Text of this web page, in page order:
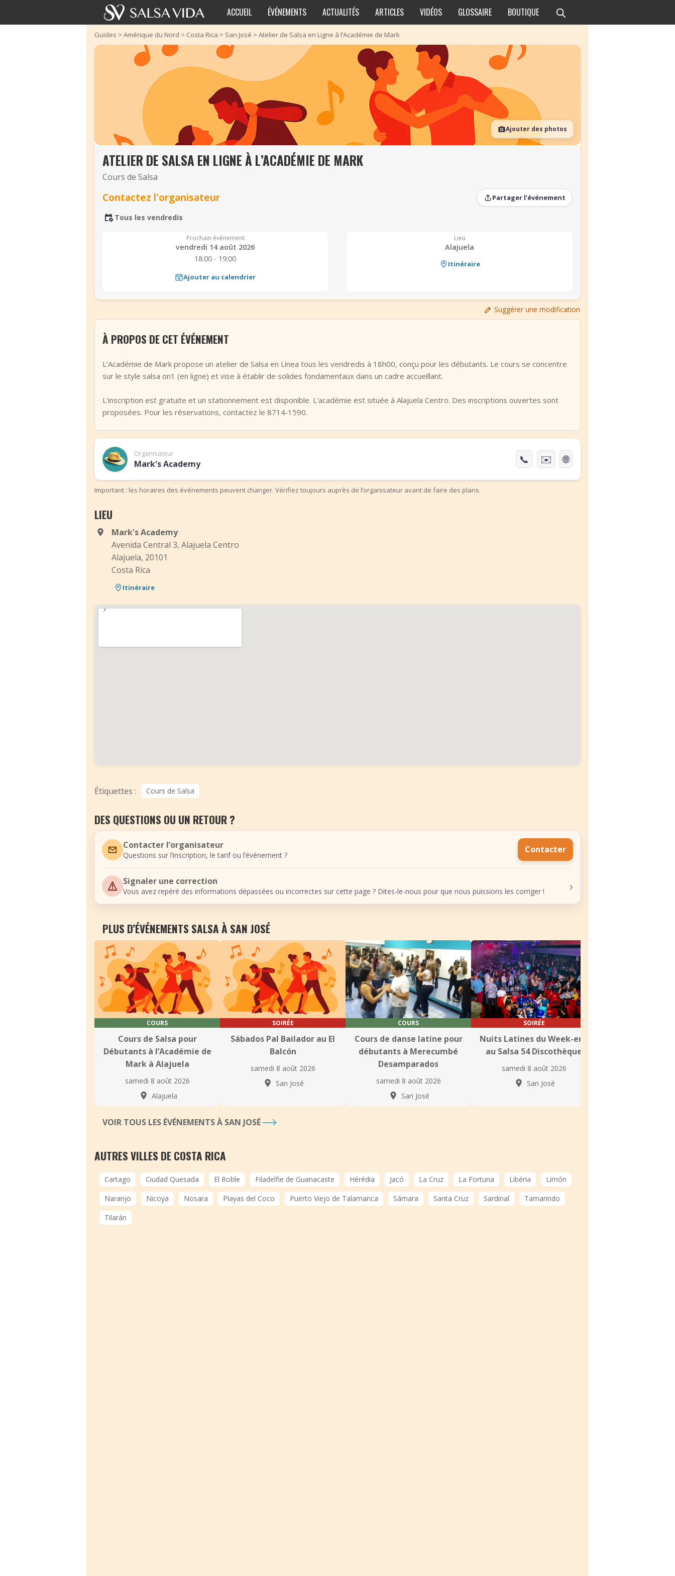
ACCUEIL ÉVÉNEMENTS ACTUALITÉS ARTICLES VIDÉOS GLOSSAIRE BOUTIQUE
Guides > Amérique du Nord > Costa Rica > San José > Atelier de Salsa en Ligne à l’Académie de Mark
Ajouter des photos
ATELIER DE SALSA EN LIGNE À L’ACADÉMIE DE MARK
Cours de Salsa
Contactez l'organisateur Partager l’événement
Tous les vendredis
Prochain événement
vendredi 14 août 2026
18:00 - 19:00
Ajouter au calendrier
Lieu
Alajuela
Itinéraire
Suggérer une modification
À PROPOS DE CET ÉVÉNEMENT
L’Académie de Mark propose un atelier de Salsa en Línea tous les vendredis à 18h00, conçu pour les débutants. Le cours se concentre
sur le style salsa on1 (en ligne) et vise à établir de solides fondamentaux dans un cadre accueillant.
L’inscription est gratuite et un stationnement est disponible. L’académie est située à Alajuela Centro. Des inscriptions ouvertes sont
proposées. Pour les réservations, contactez le 8714‑1590.
Organisateur
Mark's Academy 📞 ✉️ 🌐
Important : les horaires des événements peuvent changer. Vérifiez toujours auprès de l’organisateur avant de faire des plans.
LIEU
Mark's Academy
Avenida Central 3, Alajuela Centro
Alajuela, 20101
Costa Rica
Itinéraire
Étiquettes : Cours de Salsa
DES QUESTIONS OU UN RETOUR ?
Contacter l’organisateur
Questions sur l’inscription, le tarif ou l’événement ? Contacter
Signaler une correction
Vous avez repéré des informations dépassées ou incorrectes sur cette page ? Dites-le-nous pour que nous puissions les corriger ! ›
PLUS D’ÉVÉNEMENTS SALSA À SAN JOSÉ
COURS
Cours de Salsa pour
Débutants à l’Académie de
Mark à Alajuela
samedi 8 août 2026
Alajuela
SOIRÉE
Sábados Pal Bailador au El
Balcón
samedi 8 août 2026
San José
COURS
Cours de danse latine pour
débutants à Merecumbé
Desamparados
samedi 8 août 2026
San José
SOIRÉE
Nuits Latines du Week-end
au Salsa 54 Discothèque
samedi 8 août 2026
San José
VOIR TOUS LES ÉVÉNEMENTS À SAN JOSÉ
AUTRES VILLES DE COSTA RICA
Cartago Ciudad Quesada El Roble Filadelfie de Guanacaste Hérédia Jacó La Cruz La Fortuna Libéria
Limón
Naranjo
Nicoya Nosara Playas del Coco Puerto Viejo de Talamanca Sámara Santa Cruz Sardinal
Tamarindo
Tilarán